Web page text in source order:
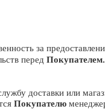
за
перед Покупателем.
доставки или
Покупателю